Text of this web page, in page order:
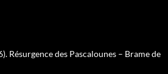
Résurgence des Pascalounes – Brame de